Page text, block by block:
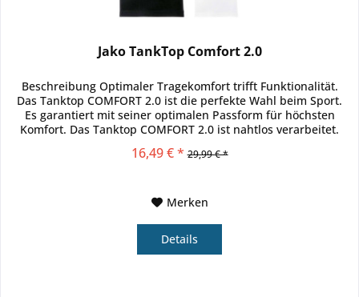
Jako TankTop Comfort 2.0
Beschreibung Optimaler Tragekomfort trifft Funktionalität.
Das Tanktop COMFORT 2.0 ist die perfekte Wahl beim Sport.
Es garantiert mit seiner optimalen Passform für höchsten
Komfort. Das Tanktop COMFORT 2.0 ist nahtlos verarbeitet.
16,49 € * 29,99 € *
Merken
Details